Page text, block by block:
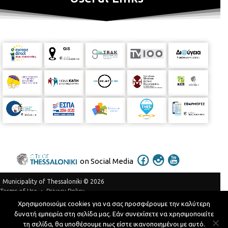
on Social Media
Municipality of Thessaloniki © 2026
Terms of Use
Privacy Policy
Telephone Catalog
Developed byMyCompany Projects
Χρησιμοποιούμε cookies για να σας προσφέρουμε την καλύτερη
δυνατή εμπειρία στη σελίδα μας. Εάν συνεχίσετε να χρησιμοποιείτε
τη σελίδα, θα υποθέσουμε πως είστε ικανοποιημένοι με αυτό.